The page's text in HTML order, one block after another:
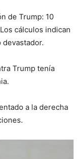
de Trump: 10
cálculos indican
Trump tenía
a la derecha